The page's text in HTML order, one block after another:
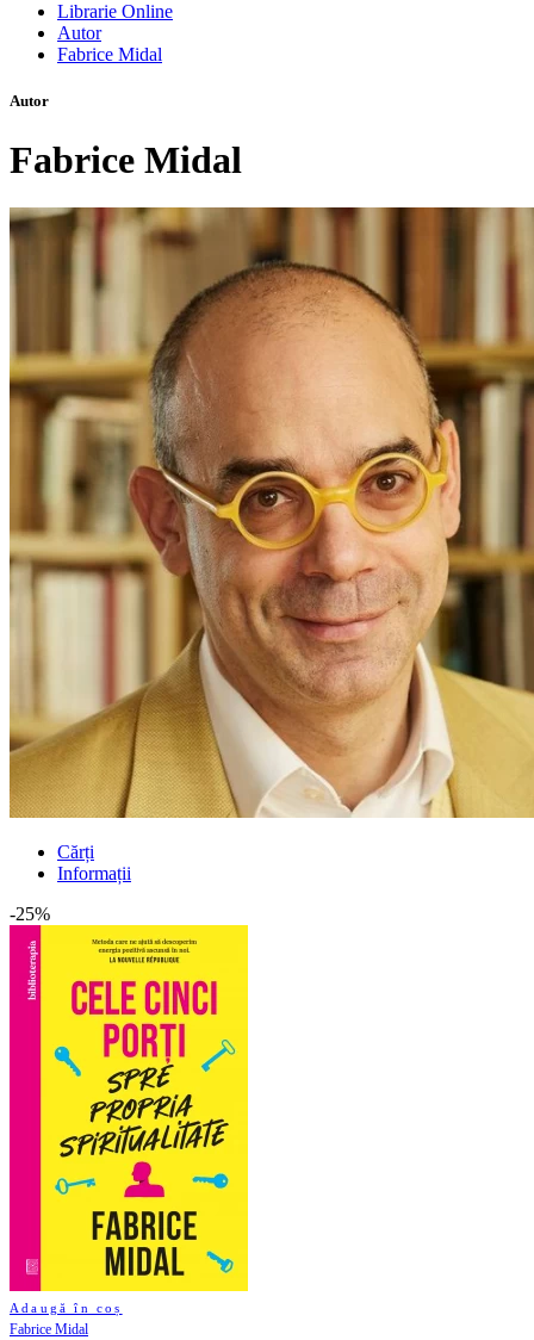
Librarie Online
Autor
Fabrice Midal
Autor
Fabrice Midal
Cărți
Informații
-25%
Adaugă în coș
Fabrice Midal